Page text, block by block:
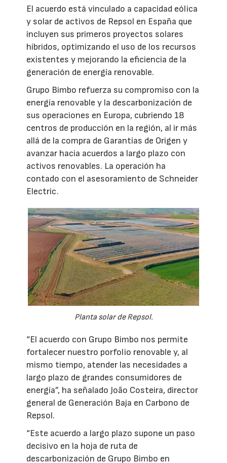
El acuerdo está vinculado a capacidad eólica
y solar de activos de Repsol en España que
incluyen sus primeros proyectos solares
híbridos, optimizando el uso de los recursos
existentes y mejorando la eficiencia de la
generación de energía renovable.
Grupo Bimbo refuerza su compromiso con la
energía renovable y la descarbonización de
sus operaciones en Europa, cubriendo 18
centros de producción en la región, al ir más
allá de la compra de Garantías de Origen y
avanzar hacia acuerdos a largo plazo con
activos renovables. La operación ha
contado con el asesoramiento de Schneider
Electric.
Planta solar de Repsol.
“El acuerdo con Grupo Bimbo nos permite
fortalecer nuestro porfolio renovable y, al
mismo tiempo, atender las necesidades a
largo plazo de grandes consumidores de
energía”, ha señalado João Costeira, director
general de Generación Baja en Carbono de
Repsol.
“Este acuerdo a largo plazo supone un paso
decisivo en la hoja de ruta de
descarbonización de Grupo Bimbo en